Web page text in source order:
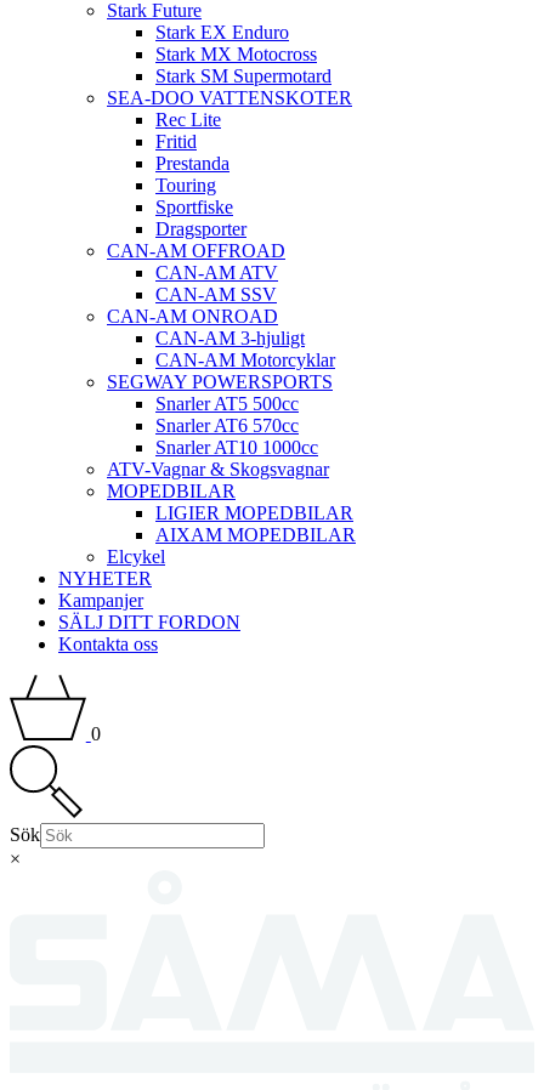
Stark Future
Stark EX Enduro
Stark MX Motocross
Stark SM Supermotard
SEA-DOO VATTENSKOTER
Rec Lite
Fritid
Prestanda
Touring
Sportfiske
Dragsporter
CAN-AM OFFROAD
CAN-AM ATV
CAN-AM SSV
CAN-AM ONROAD
CAN-AM 3-hjuligt
CAN-AM Motorcyklar
SEGWAY POWERSPORTS
Snarler AT5 500cc
Snarler AT6 570cc
Snarler AT10 1000cc
ATV-Vagnar & Skogsvagnar
MOPEDBILAR
LIGIER MOPEDBILAR
AIXAM MOPEDBILAR
Elcykel
NYHETER
Kampanjer
SÄLJ DITT FORDON
Kontakta oss
0
Sök
×